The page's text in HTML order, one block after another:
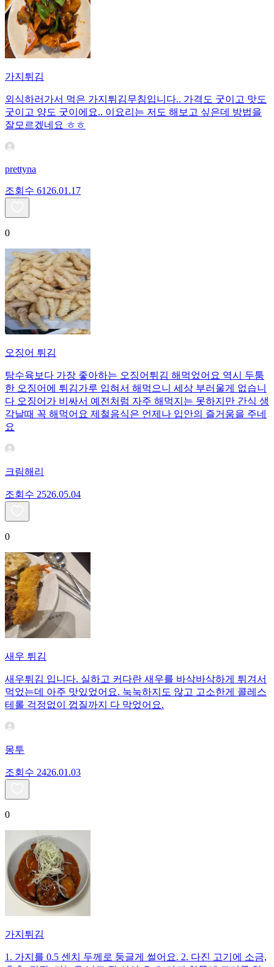
가지튀김
외식하러가서 먹은 가지튀김무침입니다.. 가격도 굿이고 맛도
굿이고 양도 굿이에요.. 이요리는 저도 해보고 싶은데 방법을
잘모르겠네요 ㅎㅎ
prettyna
조회수 61 26.01.17
0
오징어 튀김
탕수육보다 가장 좋아하는 오징어튀김 해먹었어요 역시 두툼
한 오징어에 튀김가루 입혀서 해먹으니 세상 부러울게 없습니
다 오징어가 비싸서 예전처럼 자주 해먹지는 못하지만 간식 생
각날때 꼭 해먹어요 제철음식은 언제나 입안의 즐거움을 주네
요
크림해리
조회수 2526.05.04
0
새우 튀김
새우튀김 입니다. 실하고 커다란 새우를 바삭바삭하게 튀겨서
먹었는데 아주 맛있었어요. 눅눅하지도 않고 고소한게 콜레스
테롤 걱정없이 껍질까지 다 막었어요.
몽투
조회수 2426.01.03
0
가지튀김
1. 가지를 0.5 센치 두께로 둥글게 썰어요. 2. 다진 고기에 소금,